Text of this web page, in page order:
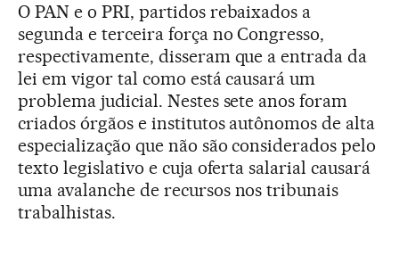
O PAN e o PRI, partidos rebaixados a
segunda e terceira força no Congresso,
respectivamente, disseram que a entrada da
lei em vigor tal como está causará um
problema judicial. Nestes sete anos foram
criados órgãos e institutos autônomos de alta
especialização que não são considerados pelo
texto legislativo e cuja oferta salarial causará
uma avalanche de recursos nos tribunais
trabalhistas.